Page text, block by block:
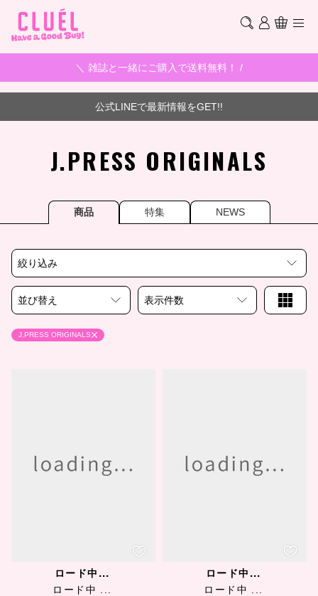
＼ 雑誌と一緒にご購入で送料無料！ /
公式LINEで最新情報をGET!!
J.PRESS ORIGINALS
商品 特集 NEWS
絞り込み
並び替え 表示件数
J.PRESS ORIGINALS
ロード中...
ロード中 ...
ロード中...
ロード中 ...